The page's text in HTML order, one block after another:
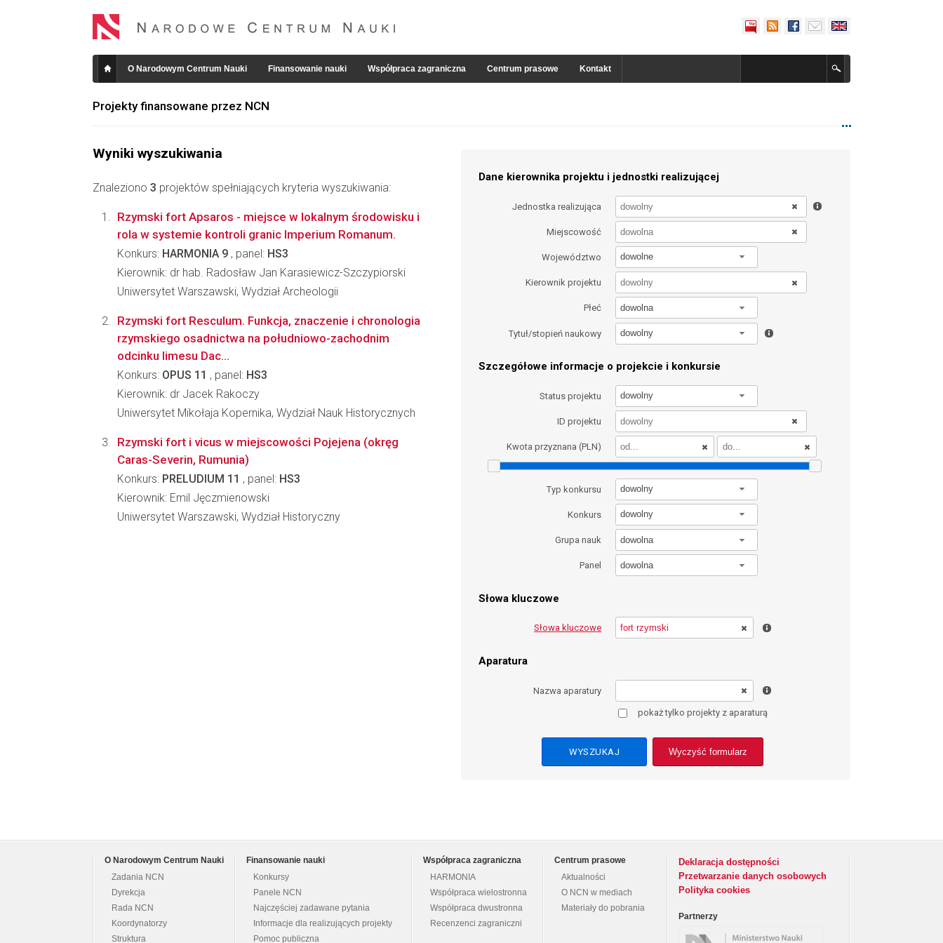
O Narodowym Centrum Nauki Finansowanie nauki Współpraca zagraniczna Centrum prasowe Kontakt
Projekty finansowane przez NCN
Wyniki wyszukiwania
Znaleziono 3 projektów spełniających kryteria wyszukiwania:
Dane kierownika projektu i jednostki realizującej
Jednostka realizująca
Miejscowość
Województwo dowolne
Kierownik projektu
Płeć dowolna
Tytuł/stopień naukowy dowolny
Szczegółowe informacje o projekcie i konkursie
Status projektu dowolny
ID projektu
Kwota przyznana (PLN)
Typ konkursu dowolny
Konkurs dowolny
Grupa nauk dowolna
Panel dowolna
Słowa kluczowe
Słowa kluczowe
Aparatura
Nazwa aparatury
pokaż tylko projekty z aparaturą
Wyczyść formularz
Rzymski fort Apsaros - miejsce w lokalnym środowisku i
rola w systemie kontroli granic Imperium Romanum.
Konkurs: HARMONIA 9 , panel: HS3
Kierownik: dr hab. Radosław Jan Karasiewicz-Szczypiorski
Uniwersytet Warszawski, Wydział Archeologii
Rzymski fort Resculum. Funkcja, znaczenie i chronologia
rzymskiego osadnictwa na południowo-zachodnim
odcinku limesu Dac...
Konkurs: OPUS 11 , panel: HS3
Kierownik: dr Jacek Rakoczy
Uniwersytet Mikołaja Kopernika, Wydział Nauk Historycznych
Rzymski fort i vicus w miejscowości Pojejena (okręg
Caras-Severin, Rumunia)
Konkurs: PRELUDIUM 11 , panel: HS3
Kierownik: Emil Jęczmienowski
Uniwersytet Warszawski, Wydział Historyczny
O Narodowym Centrum Nauki
Zadania NCN
Dyrekcja
Rada NCN
Koordynatorzy
Struktura
Finansowanie nauki
Konkursy
Panele NCN
Najczęściej zadawane pytania
Informacje dla realizujących projekty
Pomoc publiczna
Współpraca zagraniczna
HARMONIA
Współpraca wielostronna
Współpraca dwustronna
Recenzenci zagraniczni
Centrum prasowe
Aktualności
O NCN w mediach
Materiały do pobrania
Deklaracja dostępności
Przetwarzanie danych osobowych
Polityka cookies
Partnerzy